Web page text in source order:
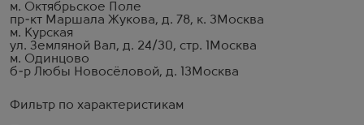
Фильтр по характеристикам
м. Октябрьское Поле
пр-кт Маршала Жукова, д. 78, к. 3 Москва
м. Курская
ул. Земляной Вал, д. 24/30, стр. 1
Москва
м. Одинцово
б-р Любы Новосёловой, д. 13 Москва